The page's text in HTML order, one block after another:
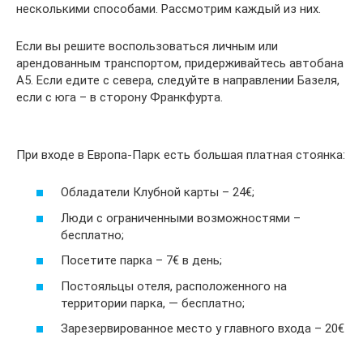
несколькими способами. Рассмотрим каждый из них.
Если вы решите воспользоваться личным или
арендованным транспортом, придерживайтесь автобана
А5. Если едите с севера, следуйте в направлении Базеля,
если с юга – в сторону Франкфурта.
При входе в Европа-Парк есть большая платная стоянка:
Обладатели Клубной карты – 24€;
Люди с ограниченными возможностями –
бесплатно;
Посетите парка – 7€ в день;
Постояльцы отеля, расположенного на
территории парка, — бесплатно;
Зарезервированное место у главного входа – 20€